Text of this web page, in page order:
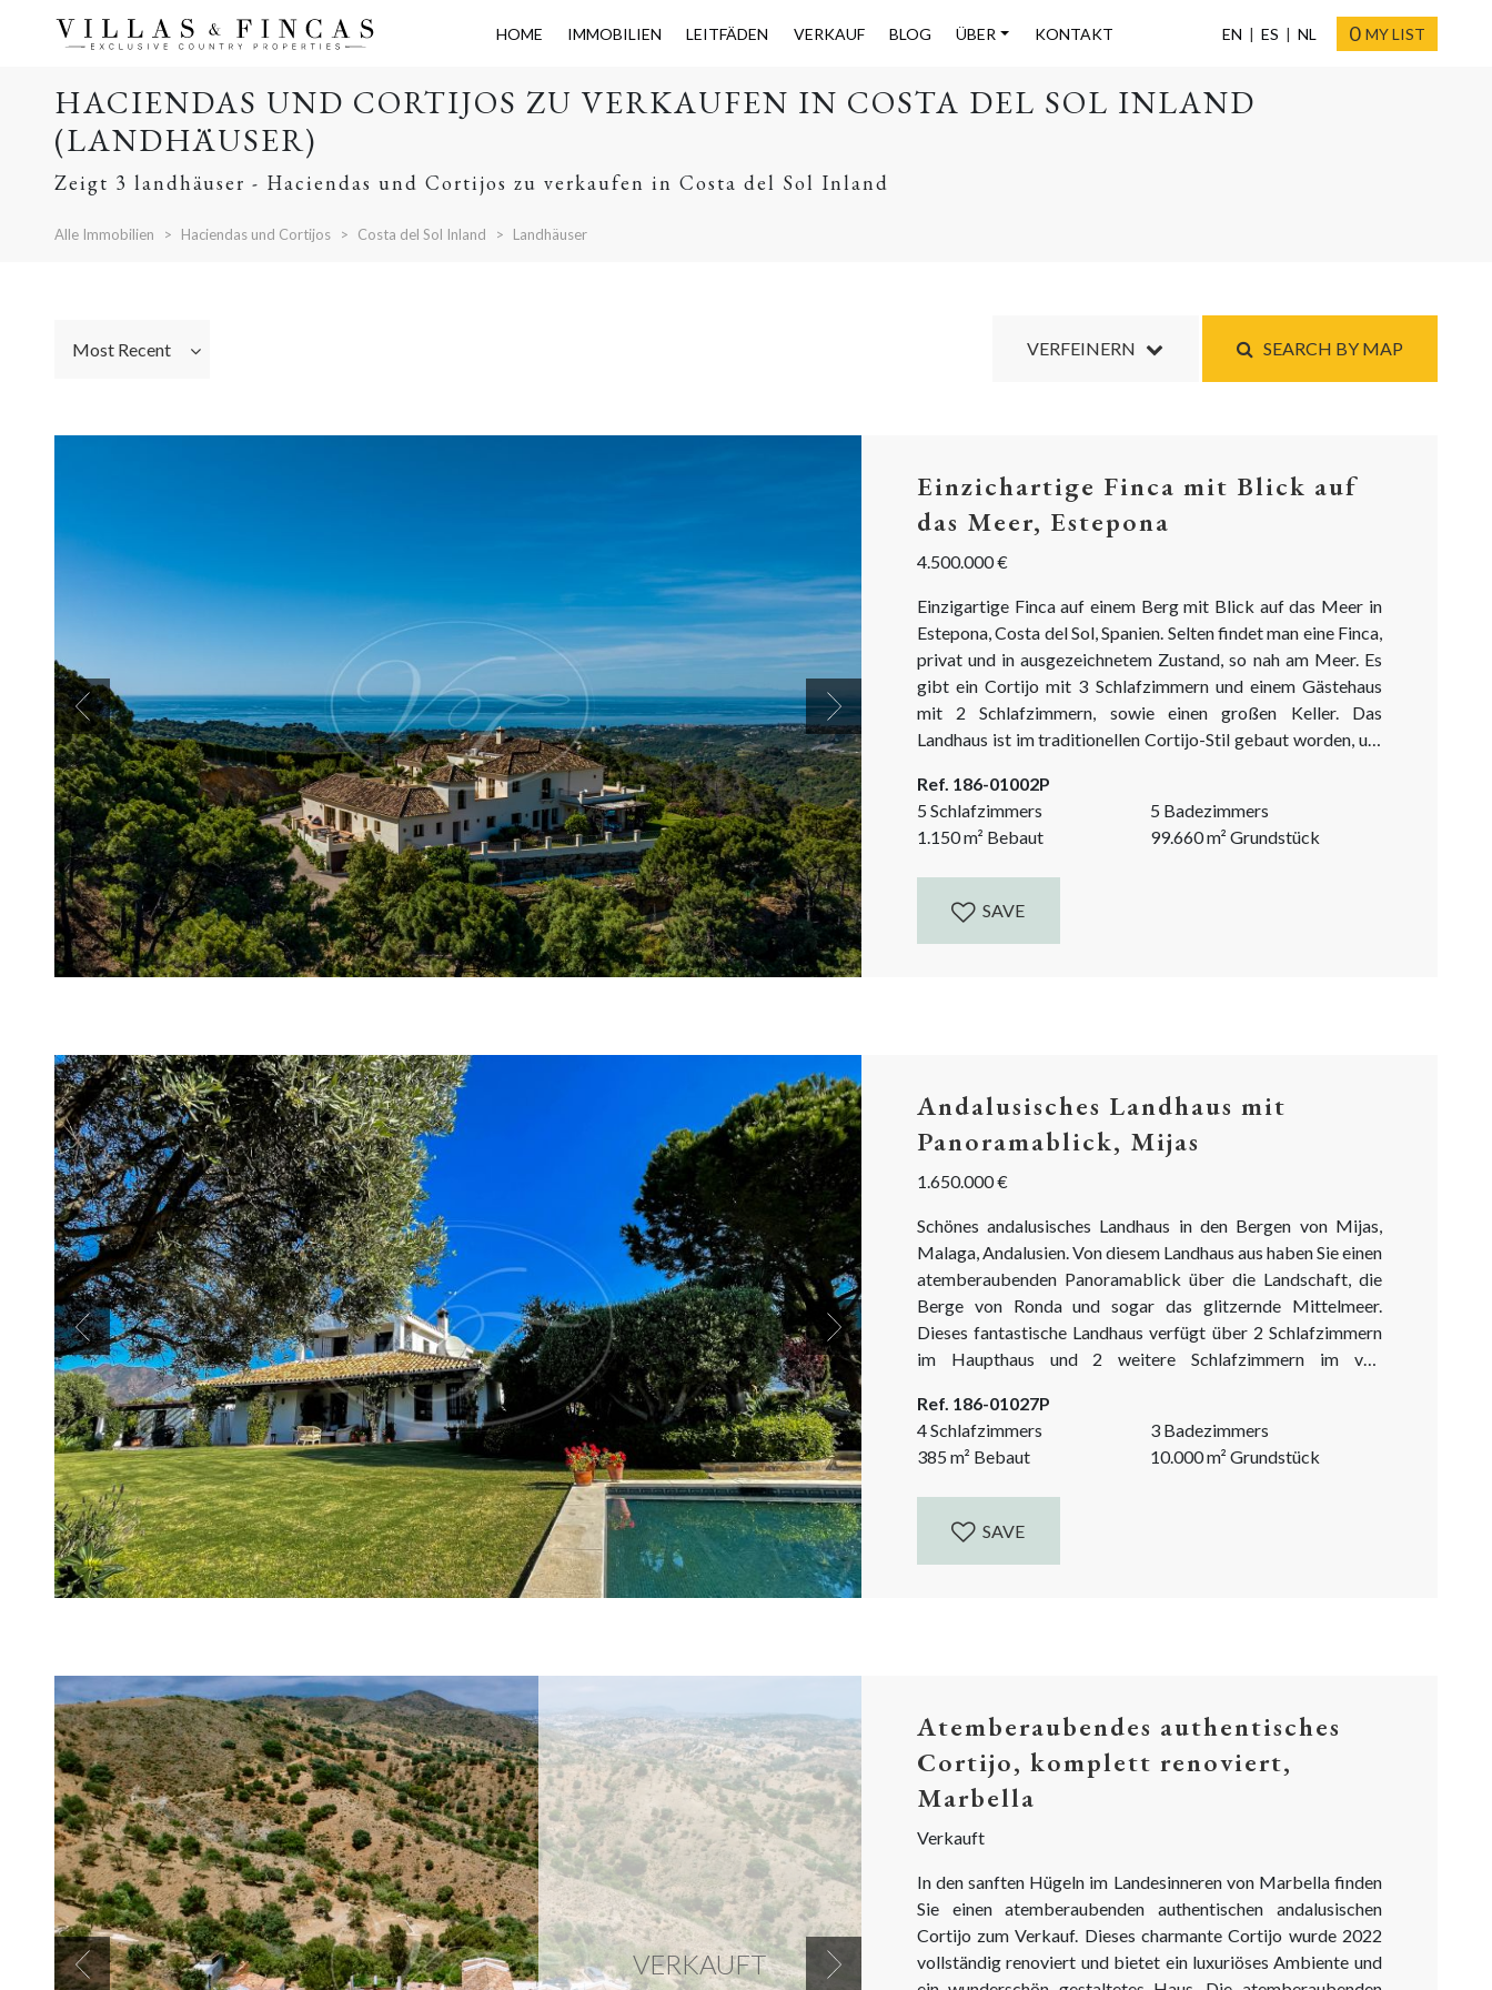
HOME IMMOBILIEN LEITFÄDEN VERKAUF BLOG ÜBER KONTAKT EN ES NL 0 MY LIST
HACIENDAS UND CORTIJOS ZU VERKAUFEN IN COSTA DEL SOL INLAND
(LANDHÄUSER)
Zeigt 3 landhäuser - Haciendas und Cortijos zu verkaufen in Costa del Sol Inland
Alle Immobilien Haciendas und Cortijos Costa del Sol Inland Landhäuser
Most Recent VERFEINERN SEARCH BY MAP
Previous Next
Einzichartige Finca mit Blick auf
das Meer, Estepona
4.500.000 €
Einzigartige Finca auf einem Berg mit Blick auf das Meer in
Estepona, Costa del Sol, Spanien. Selten findet man eine Finca,
privat und in ausgezeichnetem Zustand, so nah am Meer. Es
gibt ein Cortijo mit 3 Schlafzimmern und einem Gästehaus
mit 2 Schlafzimmern, sowie einen großen Keller. Das
Landhaus ist im traditionellen Cortijo-Stil gebaut worden, um
Alles ist nach hohen Standards fertiggestelt...
Ref. 186-01002P
5 Schlafzimmers
5 Badezimmers
1.150m² Bebaut 99.660m² Grundstück
SAVE
Previous Next
Andalusisches Landhaus mit
Panoramablick, Mijas
1.650.000 €
Schönes andalusisches Landhaus in den Bergen von Mijas,
Malaga, Andalusien. Von diesem Landhaus aus haben Sie einen
atemberaubenden Panoramablick über die Landschaft, die
Berge von Ronda und sogar das glitzernde Mittelmeer.
Dieses fantastische Landhaus verfügt über 2 Schlafzimmern
im Haupthaus und 2 weitere Schlafzimmern im voll
Privatsphäre zu bieten. Dieses Landhaus weist viele
andalusische Details auf, wie z.B. den Patio, die Pergola, die
Holzbalken,...
Ref. 186-01027P
4 Schlafzimmers
3 Badezimmers
385m² Bebaut 10.000m² Grundstück
SAVE
VERKAUFT
Previous Next
Atemberaubendes authentisches
Cortijo, komplett renoviert,
Marbella
Verkauft
In den sanften Hügeln im Landesinneren von Marbella finden
Sie einen atemberaubenden authentischen andalusischen
Cortijo zum Verkauf. Dieses charmante Cortijo wurde 2022
vollständig renoviert und bietet ein luxuriöses Ambiente und